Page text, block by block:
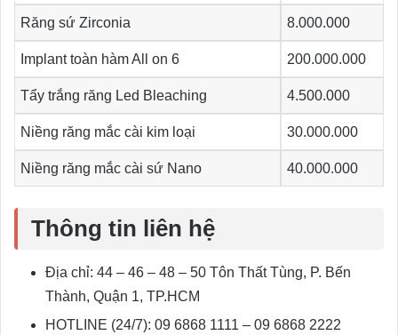
Răng sứ Zirconia 8.000.000
Implant toàn hàm All on 6 200.000.000
Tẩy trắng răng Led Bleaching 4.500.000
Niềng răng mắc cài kim loại 30.000.000
Niềng răng mắc cài sứ Nano 40.000.000
Thông tin liên hệ
Địa chỉ: 44 – 46 – 48 – 50 Tôn Thất Tùng, P. Bến
Thành, Quận 1, TP.HCM
HOTLINE (24/7): 09 6868 1111 – 09 6868 2222